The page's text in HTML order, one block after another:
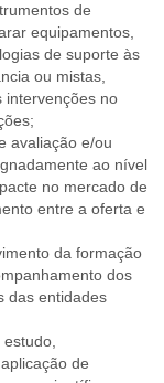
de
equipamentos,
de suporte às
ou mistas,
intervenções no
avaliação e/ou
ao nível
no mercado de
entre a oferta e
da formação
dos
das entidades
de